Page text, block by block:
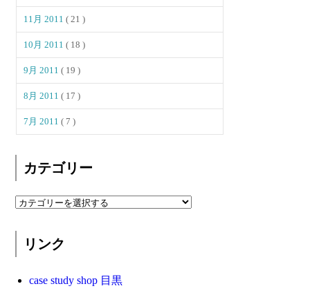
11月 2011( 21 )
10月 2011( 18 )
9月 2011( 19 )
8月 2011( 17 )
7月 2011( 7 )
カテゴリー
リンク
case study shop 目黒